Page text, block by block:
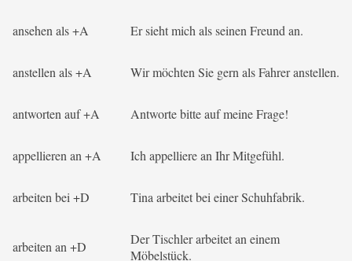
ansehen als +A Er sieht mich als seinen Freund an.
anstellen als +A Wir möchten Sie gern als Fahrer anstellen.
antworten auf +A Antworte bitte auf meine Frage!
appellieren an +A Ich appelliere an Ihr Mitgefühl.
arbeiten bei +D Tina arbeitet bei einer Schuhfabrik.
arbeiten an +D
Der Tischler arbeitet an einem
Möbelstück.